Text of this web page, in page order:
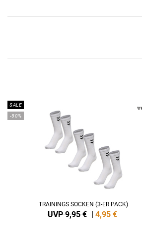
SALE
-50%
TRAININGS SOCKEN (3-ER PACK)
UVP 9,95 € | 4,95 €